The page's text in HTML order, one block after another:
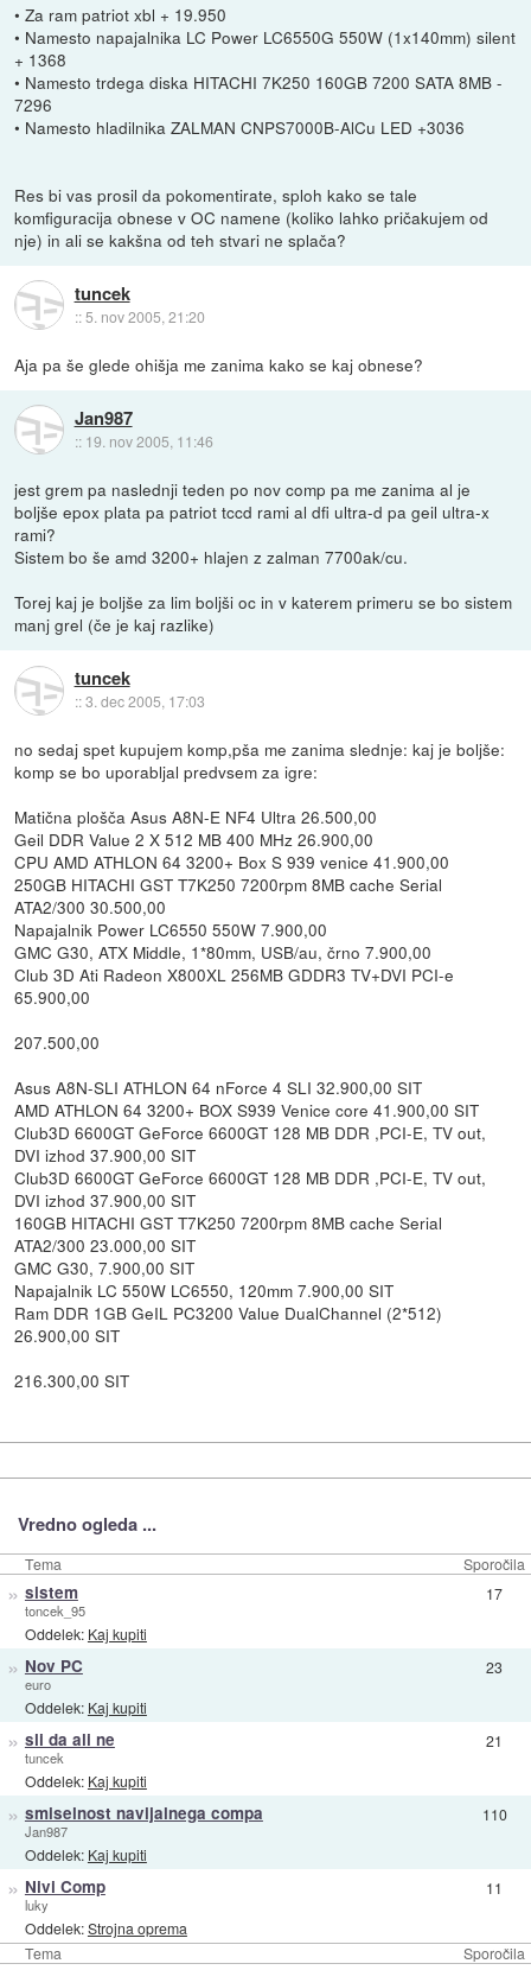
• Za ram patriot xbl + 19.950
• Namesto napajalnika LC Power LC6550G 550W (1x140mm) silent
+ 1368
• Namesto trdega diska HITACHI 7K250 160GB 7200 SATA 8MB -
7296
• Namesto hladilnika ZALMAN CNPS7000B-AlCu LED +3036
Res bi vas prosil da pokomentirate, sploh kako se tale
komfiguracija obnese v OC namene (koliko lahko pričakujem od
nje) in ali se kakšna od teh stvari ne splača?
tuncek
::5. nov 2005, 21:20
Aja pa še glede ohišja me zanima kako se kaj obnese?
Jan987
:: 19. nov 2005, 11:46
jest grem pa naslednji teden po nov comp pa me zanima al je
boljše epox plata pa patriot tccd rami al dfi ultra-d pa geil ultra-x
rami?
Sistem bo še amd 3200+ hlajen z zalman 7700ak/cu.
Torej kaj je boljše za lim boljši oc in v katerem primeru se bo sistem
manj grel (če je kaj razlike)
tuncek
::3. dec 2005, 17:03
no sedaj spet kupujem komp,pša me zanima slednje: kaj je boljše:
komp se bo uporabljal predvsem za igre:
Matična plošča Asus A8N-E NF4 Ultra 26.500,00
Geil DDR Value 2 X 512 MB 400 MHz 26.900,00
CPU AMD ATHLON 64 3200+ Box S 939 venice 41.900,00
250GB HITACHI GST T7K250 7200rpm 8MB cache Serial
ATA2/300 30.500,00
Napajalnik Power LC6550 550W 7.900,00
GMC G30, ATX Middle, 1*80mm, USB/au, črno 7.900,00
Club 3D Ati Radeon X800XL 256MB GDDR3 TV+DVI PCI-e
65.900,00
207.500,00
Asus A8N-SLI ATHLON 64 nForce 4 SLI 32.900,00 SIT
AMD ATHLON 64 3200+ BOX S939 Venice core 41.900,00 SIT
Club3D 6600GT GeForce 6600GT 128 MB DDR ,PCI-E, TV out,
DVI izhod 37.900,00 SIT
Club3D 6600GT GeForce 6600GT 128 MB DDR ,PCI-E, TV out,
DVI izhod 37.900,00 SIT
160GB HITACHI GST T7K250 7200rpm 8MB cache Serial
ATA2/300 23.000,00 SIT
GMC G30, 7.900,00 SIT
Napajalnik LC 550W LC6550, 120mm 7.900,00 SIT
Ram DDR 1GB GeIL PC3200 Value DualChannel (2*512)
26.900,00 SIT
216.300,00 SIT
Vredno ogleda ...
Tema Sporočila
Tema Sporočila
» sistem
toncek_95
Oddelek: Kaj kupiti
17
» Nov PC
euro
Oddelek: Kaj kupiti
23
» sli da ali ne
tuncek
Oddelek: Kaj kupiti
21
» smiselnost navijalnega compa
Jan987
Oddelek: Kaj kupiti
110
» Nivi Comp
luky
Oddelek:Strojna oprema
11